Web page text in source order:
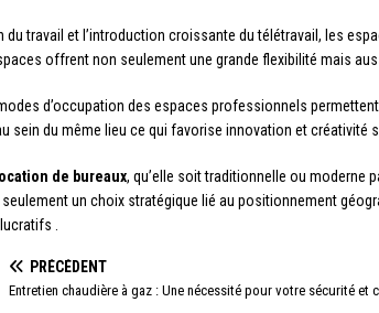
du travail et l’introduction croissante du télétravail, les
offrent non seulement une grande flexibilité mais
d’occupation des espaces professionnels
sein du même lieu ce qui favorise innovation et créativité
location de bureaux, qu’elle soit traditionnelle ou moderne
un choix stratégique lié au positionnement
.
PRÉCÉDENT
Entretien chaudière à gaz : Une nécessité pour votre sécurité et